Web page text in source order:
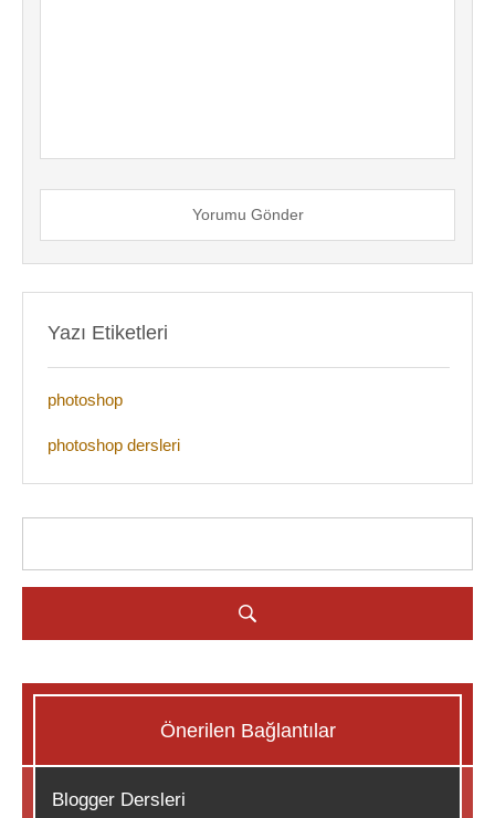
Yorumu Gönder
Yazı Etiketleri
photoshop
photoshop dersleri
Önerilen Bağlantılar
Blogger Dersleri